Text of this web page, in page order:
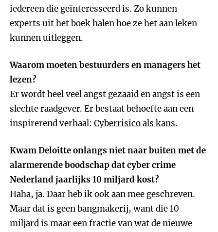
iedereen die geïnteresseerd is. Zo kunnen
experts uit het boek halen hoe ze het aan leken
kunnen uitleggen.
Waarom moeten bestuurders en managers het
lezen?
Er wordt heel veel angst gezaaid en angst is een
slechte raadgever. Er bestaat behoefte aan een
inspirerend verhaal: Cyberrisico als kans.
Kwam Deloitte onlangs niet naar buiten met de
alarmerende boodschap dat cyber crime
Nederland jaarlijks 10 miljard kost?
Haha, ja. Daar heb ik ook aan mee geschreven.
Maar dat is geen bangmakerij, want die 10
miljard is maar een fractie van wat de nieuwe